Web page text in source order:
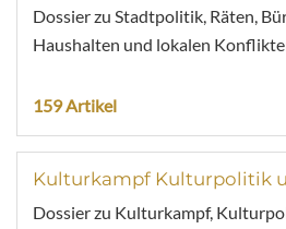
Dossier zu Stadtpolitik, Räten,
Haushalten und lokalen
159 Artikel
Kulturkampf Kulturpolitik
Dossier zu Kulturkampf,